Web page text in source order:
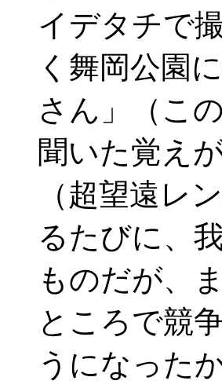
イデタチで
く舞岡公園
さん」（こ
聞いた覚え
（超望遠レ
るたびに、
ものだが、
ところで競
うになった